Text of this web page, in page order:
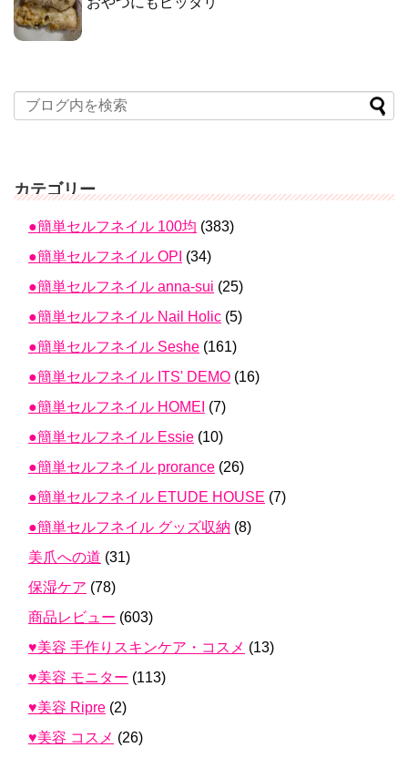
カテゴリー
●簡単セルフネイル 100均 (383)
●簡単セルフネイル OPI (34)
●簡単セルフネイル anna-sui (25)
●簡単セルフネイル Nail Holic (5)
●簡単セルフネイル Seshe (161)
●簡単セルフネイル ITS' DEMO (16)
●簡単セルフネイル HOMEI (7)
●簡単セルフネイル Essie (10)
●簡単セルフネイル prorance (26)
●簡単セルフネイル ETUDE HOUSE (7)
●簡単セルフネイル グッズ収納 (8)
美爪への道 (31)
保湿ケア (78)
商品レビュー (603)
♥美容 手作りスキンケア・コスメ (13)
♥美容 モニター (113)
♥美容 Ripre (2)
♥美容 コスメ (26)